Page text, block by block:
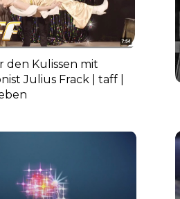
den Kulissen mit
Julius Frack | taff |